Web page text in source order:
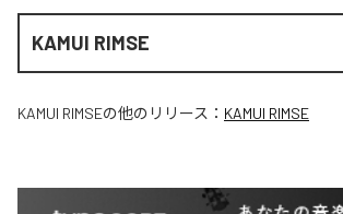
KAMUI RIMSE
KAMUI RIMSEの他のリリース： KAMUI RIMSE